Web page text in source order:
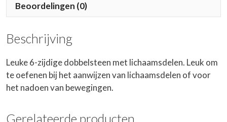
Beoordelingen (0)
Beschrijving
Leuke 6-zijdige dobbelsteen met lichaamsdelen. Leuk om
te oefenen bij het aanwijzen van lichaamsdelen of voor
het nadoen van bewegingen.
Gerelateerde producten